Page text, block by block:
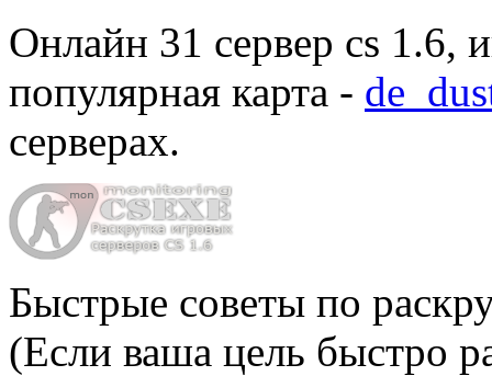
Онлайн 31 сервер cs 1.6,
популярная карта -
серверах.
Быстрые советы по
(Если ваша цель быстро